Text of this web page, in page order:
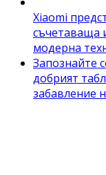
Xiaomi
съчетаваща
модерна
Запознайте
добрият
забавление